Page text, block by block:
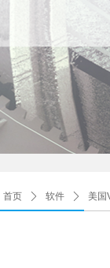
首页 ꄲ 软件 ꄲ 美国